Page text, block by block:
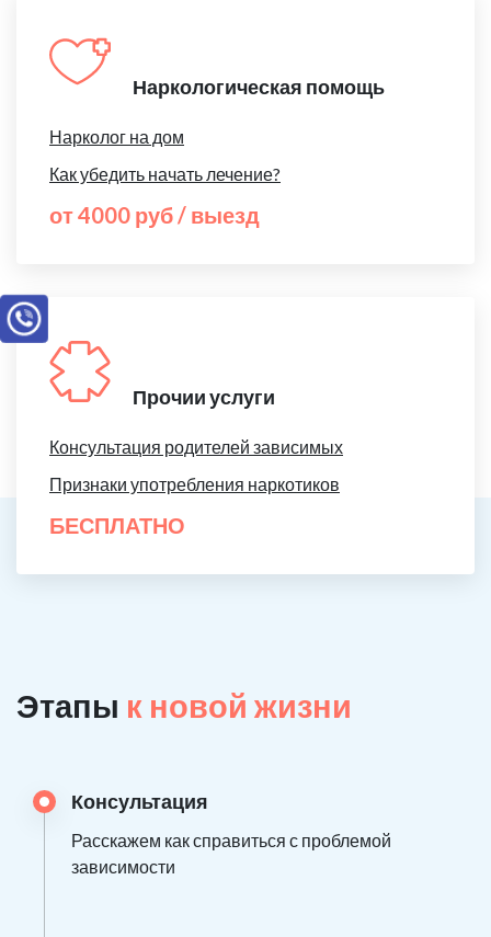
Наркологическая помощь
Нарколог на дом
Как убедить начать лечение?
от 4000 руб / выезд
Прочии услуги
Консультация родителей зависимых
Признаки употребления наркотиков
БЕСПЛАТНО
Этапы к новой жизни
Консультация
Расскажем как справиться с проблемой
зависимости